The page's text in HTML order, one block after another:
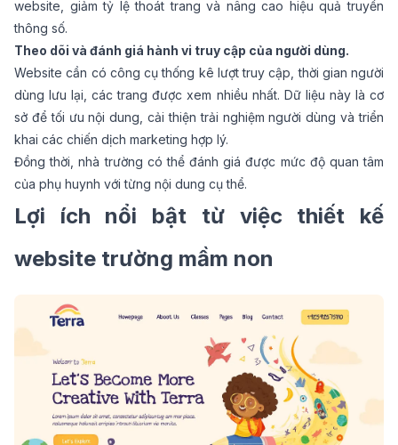
website, giảm tỷ lệ thoát trang và nâng cao hiệu quả truyền
thông số.
Theo dõi và đánh giá hành vi truy cập của người dùng.
Website cần có công cụ thống kê lượt truy cập, thời gian người
dùng lưu lại, các trang được xem nhiều nhất. Dữ liệu này là cơ
sở để tối ưu nội dung, cải thiện trải nghiệm người dùng và triển
khai các chiến dịch marketing hợp lý.
Đồng thời, nhà trường có thể đánh giá được mức độ quan tâm
của phụ huynh với từng nội dung cụ thể.
Lợi ích nổi bật từ việc thiết kế
website trường mầm non